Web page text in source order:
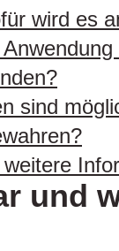
wird es
sind
und